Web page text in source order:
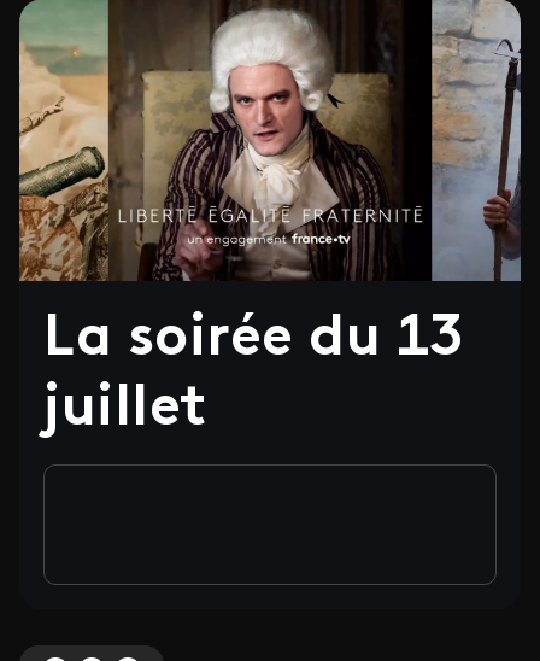
La soirée du 13
juillet